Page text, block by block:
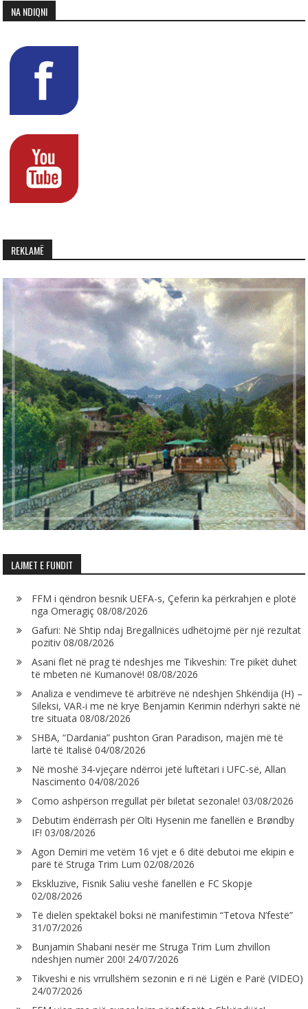
NA NDIQNI
REKLAMË
LAJMET E FUNDIT
FFM i qëndron besnik UEFA-s, Çeferin ka përkrahjen e plotë
nga Omeragiç 08/08/2026
Gafuri: Në Shtip ndaj Bregallnicës udhëtojmë për një rezultat
pozitiv 08/08/2026
Asani flet në prag të ndeshjes me Tikveshin: Tre pikët duhet
të mbeten në Kumanovë! 08/08/2026
Analiza e vendimeve të arbitrëve në ndeshjen Shkëndija (H) –
Sileksi, VAR-i me në krye Benjamin Kerimin ndërhyri saktë në
tre situata 08/08/2026
SHBA, “Dardania” pushton Gran Paradison, majën më të
lartë të Italisë 04/08/2026
Në moshë 34-vjeçare ndërroi jetë luftëtari i UFC-së, Allan
Nascimento 04/08/2026
Como ashpërson rregullat për biletat sezonale! 03/08/2026
Debutim ëndërrash për Olti Hysenin me fanellën e Brøndby
IF! 03/08/2026
Agon Demiri me vetëm 16 vjet e 6 ditë debutoi me ekipin e
parë të Struga Trim Lum 02/08/2026
Ekskluzive, Fisnik Saliu veshë fanellën e FC Skopje
02/08/2026
Të dielën spektakël boksi në manifestimin “Tetova N’festë”
31/07/2026
Bunjamin Shabani nesër me Struga Trim Lum zhvillon
ndeshjen numër 200! 24/07/2026
Tikveshi e nis vrrullshëm sezonin e ri në Ligën e Parë (VIDEO)
24/07/2026